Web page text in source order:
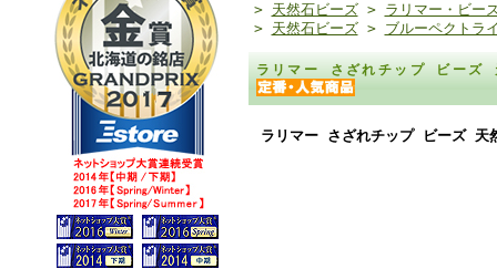
> 天然石ビーズ> ラリマー・ビー
> 天然石ビーズ> ブルーペクトラ
ラリマー さざれチップ ビー
ラリマー さざれチップ ビーズ 天